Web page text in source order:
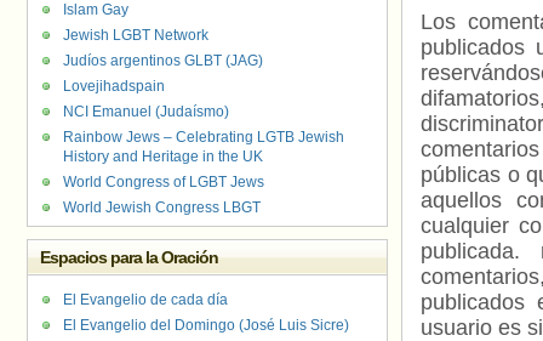
Los
publicados
públicas o
aquellos
cualquier
usuario es
Islam Gay
Jewish LGBT Network
Judíos argentinos GLBT (JAG)
Lovejihadspain
NCI Emanuel (Judaísmo)
Rainbow Jews – Celebrating LGTB Jewish
History and Heritage in the UK
World Congress of LGBT Jews
World Jewish Congress LBGT
Espacios para la Oración
El Evangelio de cada día
El Evangelio del Domingo (José Luis Sicre)